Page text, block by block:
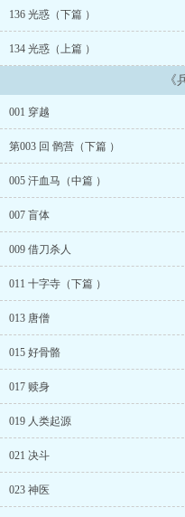
136 光惑（下篇 ）
134 光惑（上篇 ）
《
001 穿越
第003 回 鹘营（下篇 ）
005 汗血马（中篇 ）
007 盲体
009 借刀杀人
011 十字寺（下篇 ）
013 唐僧
015 好骨骼
017 赎身
019 人类起源
021 决斗
023 神医